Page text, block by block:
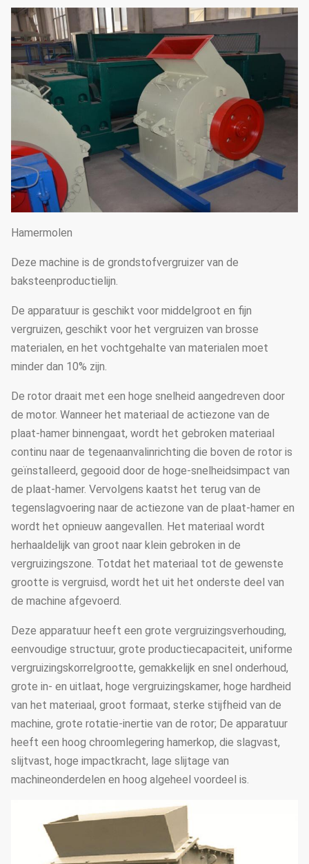
Hamermolen
Deze machine is de grondstofvergruizer van de
baksteenproductielijn.
De apparatuur is geschikt voor middelgroot en fijn
vergruizen, geschikt voor het vergruizen van brosse
materialen, en het vochtgehalte van materialen moet
minder dan 10% zijn.
De rotor draait met een hoge snelheid aangedreven door
de motor. Wanneer het materiaal de actiezone van de
plaat-hamer binnengaat, wordt het gebroken materiaal
continu naar de tegenaanvalinrichting die boven de rotor is
geïnstalleerd, gegooid door de hoge-snelheidsimpact van
de plaat-hamer. Vervolgens kaatst het terug van de
tegenslagvoering naar de actiezone van de plaat-hamer en
wordt het opnieuw aangevallen. Het materiaal wordt
herhaaldelijk van groot naar klein gebroken in de
vergruizingszone. Totdat het materiaal tot de gewenste
grootte is vergruisd, wordt het uit het onderste deel van
de machine afgevoerd.
Deze apparatuur heeft een grote vergruizingsverhouding,
eenvoudige structuur, grote productiecapaciteit, uniforme
vergruizingskorrelgrootte, gemakkelijk en snel onderhoud,
grote in- en uitlaat, hoge vergruizingskamer, hoge hardheid
van het materiaal, groot formaat, sterke stijfheid van de
machine, grote rotatie-inertie van de rotor; De apparatuur
heeft een hoog chroomlegering hamerkop, die slagvast,
slijtvast, hoge impactkracht, lage slijtage van
machineonderdelen en hoog algeheel voordeel is.